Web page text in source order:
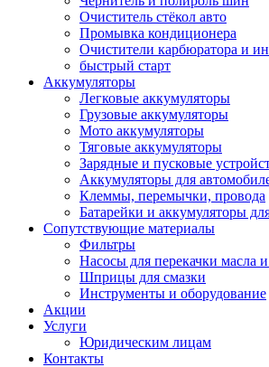
Очиститель стёкол авто
Промывка кондиционера
Очистители карбюратора и
быстрый старт
Аккумуляторы
Легковые аккумуляторы
Грузовые аккумуляторы
Мото аккумуляторы
Тяговые аккумуляторы
Зарядные и пусковые
Аккумуляторы для
Клеммы, перемычки, провода
Батарейки и аккумуляторы
Сопутствующие материалы
Фильтры
Насосы для перекачки масла
Шприцы для смазки
Инструменты и оборудование
Акции
Услуги
Юридическим лицам
Контакты